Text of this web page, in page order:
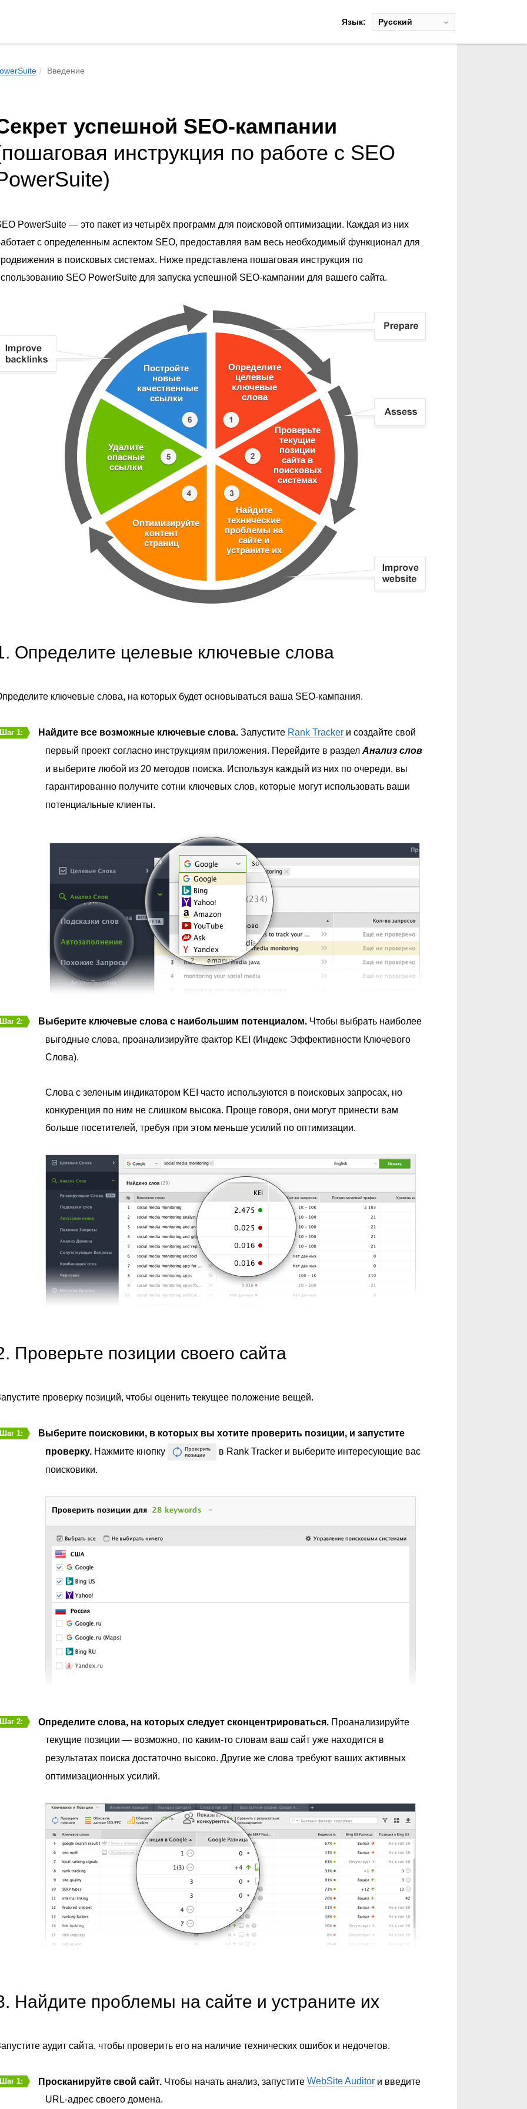
Язык:
Pусский
Введение
успешной SEO-кампании
инструкция по работе с SEO
PowerSuite — это пакет из четырёх программ для поисковой оптимизации. Каждая из них
с определенным аспектом SEO, предоставляя вам весь необходимый функционал для
в поисковых системах. Ниже представлена пошаговая инструкция по
SEO PowerSuite для запуска успешной SEO-кампании для вашего сайта.
Определите
целевые
ключевые
слова
Проверьте
текущие
позиции
сайта в
поисковых
системах
Найдите
технические
проблемы на
сайте и
устраните их
Оптимизируйте
контент
страниц
Удалите
опасные
ссылки
Постройте
новые
качественные
ссылки
Определите целевые ключевые слова
ключевые слова, на которых будет основываться ваша SEO-кампания.
1: Найдите все возможные ключевые слова. Запустите Rank Trackerи создайте свой
первый проект согласно инструкциям приложения. Перейдите в раздел Анализ слов
и выберите любой из 20 методов поиска. Используя каждый из них по очереди, вы
гарантированно получите сотни ключевых слов, которые могут использовать ваши
потенциальные клиенты.
2: Выберите ключевые слова с наибольшим потенциалом. Чтобы выбрать наиболее
выгодные слова, проанализируйте фактор KEI (Индекс Эффективности Ключевого
Слова).
Слова с зеленым индикатором KEI часто используются в поисковых запросах, но
конкуренция по ним не слишком высока. Проще говоря, они могут принести вам
больше посетителей, требуя при этом меньше усилий по оптимизации.
Проверьте позиции своего сайта
проверку позиций, чтобы оценить текущее положение вещей.
1:
Выберите поисковики, в которых вы хотите проверить позиции, и запустите
проверку. Нажмите кнопку
в Rank Tracker и выберите интересующие вас
поисковики.
2: Определите слова, на которых следует сконцентрироваться. Проанализируйте
текущие позиции — возможно, по каким-то словам ваш сайт уже находится в
результатах поиска достаточно высоко. Другие же слова требуют ваших активных
оптимизационных усилий.
Найдите проблемы на сайте и устраните их
аудит сайта, чтобы проверить его на наличие технических ошибок и недочетов.
1: Просканируйте свой сайт. Чтобы начать анализ, запустите WebSite Auditorи введите
URL-адрес своего домена.